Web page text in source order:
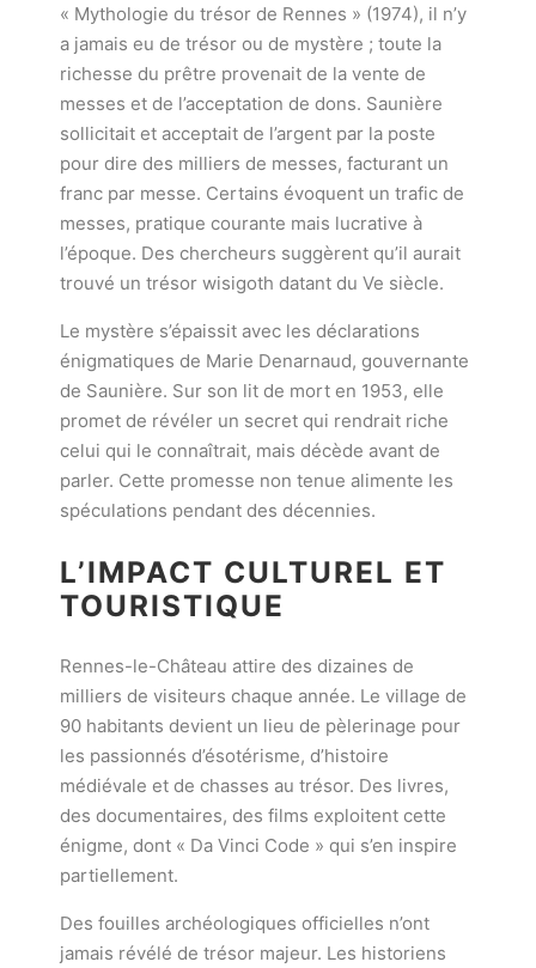
« Mythologie du trésor de Rennes » (1974), il n’y
a jamais eu de trésor ou de mystère ; toute la
richesse du prêtre provenait de la vente de
messes et de l’acceptation de dons. Saunière
sollicitait et acceptait de l’argent par la poste
pour dire des milliers de messes, facturant un
franc par messe. Certains évoquent un trafic de
messes, pratique courante mais lucrative à
l’époque. Des chercheurs suggèrent qu’il aurait
trouvé un trésor wisigoth datant du Ve siècle.
Le mystère s’épaissit avec les déclarations
énigmatiques de Marie Denarnaud, gouvernante
de Saunière. Sur son lit de mort en 1953, elle
promet de révéler un secret qui rendrait riche
celui qui le connaîtrait, mais décède avant de
parler. Cette promesse non tenue alimente les
spéculations pendant des décennies.
L’IMPACT CULTUREL ET
TOURISTIQUE
Rennes-le-Château attire des dizaines de
milliers de visiteurs chaque année. Le village de
90 habitants devient un lieu de pèlerinage pour
les passionnés d’ésotérisme, d’histoire
médiévale et de chasses au trésor. Des livres,
des documentaires, des films exploitent cette
énigme, dont « Da Vinci Code » qui s’en inspire
partiellement.
Des fouilles archéologiques officielles n’ont
jamais révélé de trésor majeur. Les historiens